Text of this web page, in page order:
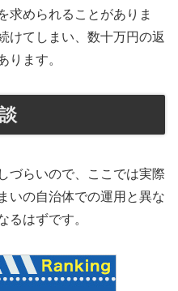
求められることがありま
けてしまい、数十万円の返
ります。
づらいので、ここでは実際
いの自治体での運用と異な
るはずです。